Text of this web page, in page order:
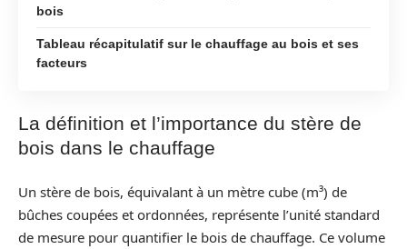
bois
Tableau récapitulatif sur le chauffage au bois et ses
facteurs
La définition et l’importance du stère de
bois dans le chauffage
Un stère de bois, équivalant à un mètre cube (m³) de
bûches coupées et ordonnées, représente l’unité standard
de mesure pour quantifier le bois de chauffage. Ce volume